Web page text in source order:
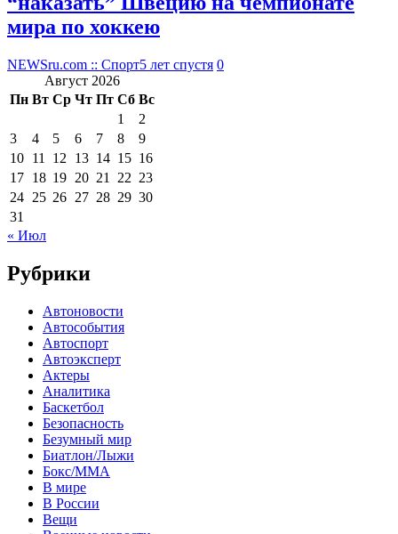
мира по хоккею
NEWSru.com :: Спорт5 лет спустя 0
Август 2026
Пн Вт Ср Чт Пт Сб Вс
1
2
3
4 5 6 7 8
9
10 11 12 13 14 15 16
17 18 19 20 21 22 23
24 25 26 27 28 29 30
31
« Июл
Рубрики
Автоновости
Автособытия
Автоспорт
Автоэксперт
Актеры
Аналитика
Баскетбол
Безопасность
Безумный мир
Биатлон/Лыжи
Бокс/MMA
В мире
В России
Вещи